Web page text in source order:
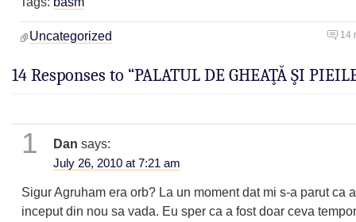
14
Uncategorized
14 Responses to “PALATUL DE GHEAŢĂ ŞI
1 Dan says:
July 26, 2010 at 7:21 am
Sigur Agruham era orb? La un moment dat mi s-a parut ca a
inceput din nou sa vada. Eu sper ca a fost doar ceva